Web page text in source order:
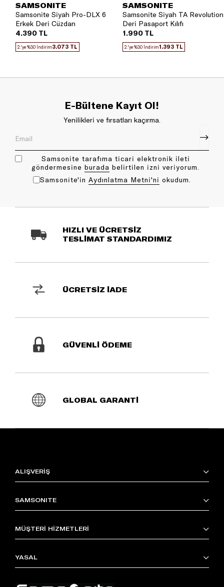
SAMSONITE
Samsonite Siyah Pro-DLX 6
Erkek Deri Cüzdan
4.390 TL
2.'ye %30 İndirim3.073 TL
SAMSONITE
Samsonite Siyah TA Revolution
Deri Pasaport Kılıfı
1.990 TL
2.'ye %30 İndirim1.393 TL
E-Bültene Kayıt Ol!
Yenilikleri ve fırsatları kaçırma.
Samsonite tarafıma ticari elektronik ileti
göndermesine bu rada belirtilen izni veriyorum.
Samsonite'in Aydınlatma Metni'ni okudum.
HIZLI VE ÜCRETSİZ
TESLİMAT STANDARDIMIZ
ÜCRETSİZ İADE
GÜVENLİ ÖDEME
GLOBAL GARANTİ
ALIŞVERİŞ
SAMSONITE
MÜŞTERİ HİZMETLERİ
YASAL